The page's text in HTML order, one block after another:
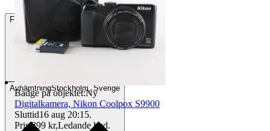
Frakt84 kr DSV
AvhämtningStockholm, Sverige
Badge på objektet:Ny
Digitalkamera, Nikon Coolpox S9900
Sluttid16 aug 20:15.
Pris:399 kr,Ledande bud.